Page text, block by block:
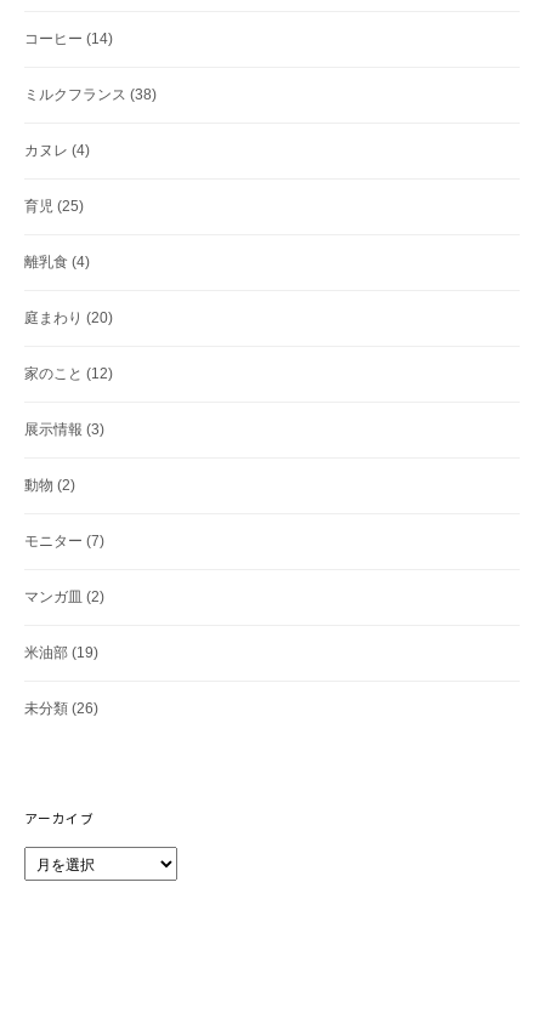
コーヒー (14)
ミルクフランス (38)
カヌレ (4)
育児 (25)
離乳食 (4)
庭まわり (20)
家のこと (12)
展示情報 (3)
動物 (2)
モニター (7)
マンガ皿 (2)
米油部 (19)
未分類 (26)
アーカイブ
ー